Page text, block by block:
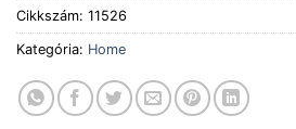
Cikkszám: 11526
Kategória: Home